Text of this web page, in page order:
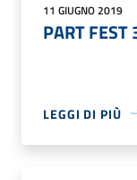
11 GIUGNO 2019
PART
LEGGI DI PIÙ